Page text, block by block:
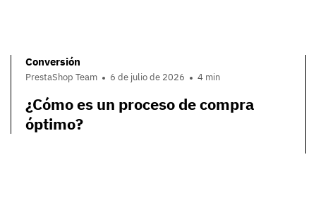
Conversión
PrestaShop Team 6 de julio de 2026 4 min
¿Cómo es un proceso de compra
óptimo?